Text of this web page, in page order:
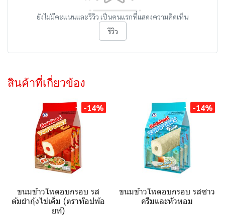
ยังไม่มีคะแนนและรีวิว เป็นคนแรกที่แสดงความคิดเห็น
รีวิว
สินค้าที่เกี่ยวข้อง
-14%
ขนมข้าวโพดอบกรอบ รส
ต้มยำกุ้งไข่เค็ม (ตราท๊อปพ้อ
ยท์)
-14%
ขนมข้าวโพดอบกรอบ รสซาว
ครีมและหัวหอม